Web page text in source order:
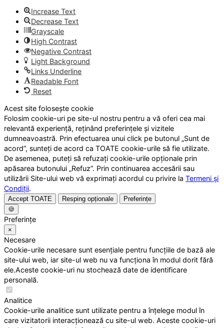
Increase Text
Decrease Text
Grayscale
High Contrast
Negative Contrast
Light Background
Links Underline
Readable Font
Reset
Acest site folosește cookie
Folosim cookie-uri pe site-ul nostru pentru a vă oferi cea mai
relevantă experiență, reținând preferințele și vizitele
dumneavoastră. Prin efectuarea unui click pe butonul „Sunt de
acord”, sunteți de acord ca TOATE cookie-urile să fie utilizate.
De asemenea, puteți să refuzați cookie-urile opționale prin
apăsarea butonului „Refuz”. Prin continuarea accesării sau
utilizării Site-ului web vă exprimați acordul cu privire la Termeni și
Condiții.
Accept TOATE Resping opționale
Preferințe
🍪
Preferințe
×
Necesare
Cookie-urile necesare sunt esențiale pentru funcțiile de bază ale
site-ului web, iar site-ul web nu va funcționa în modul dorit fără
ele.Aceste cookie-uri nu stochează date de identificare
personală.
Analitice
Cookie-urile analitice sunt utilizate pentru a înțelege modul în
care vizitatorii interacționează cu site-ul web. Aceste cookie-uri